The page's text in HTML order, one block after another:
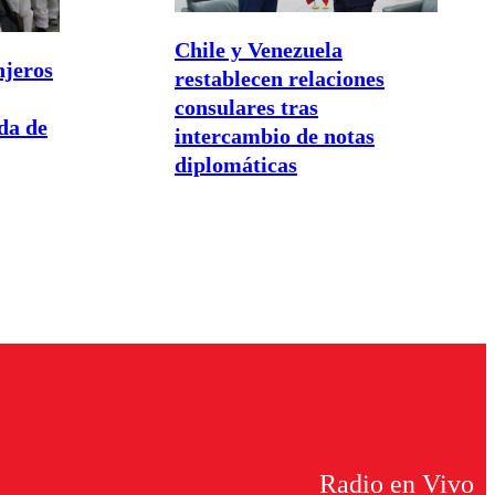
de
Chile y Venezuela
restablecen relaciones
consulares tras
intercambio de notas
diplomáticas
Radio en Vivo